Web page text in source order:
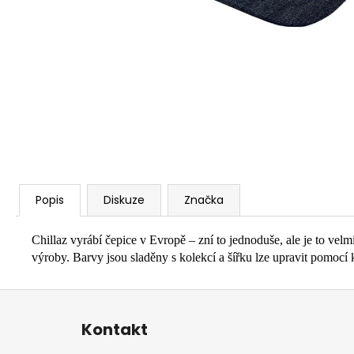
Popis Diskuze Značka
Chillaz vyrábí čepice v Evropě – zní to jednoduše, ale je to
výroby. Barvy jsou sladěny s kolekcí a šířku lze upravit
Z
Kontakt